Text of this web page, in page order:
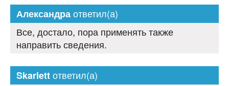
Александраответил(а)
Все, достало, пора применять также
направить сведения.
Skarlettответил(а)